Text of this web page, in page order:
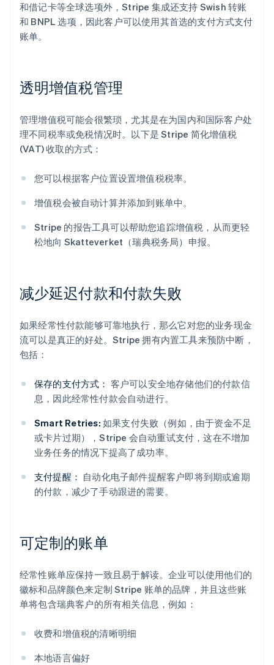
和借记卡等全球选项外，Stripe 集成还支持 Swish 转账
和 BNPL 选项，因此客户可以使用其首选的支付方式支付
账单。
透明增值税管理
管理增值税可能会很繁琐，尤其是在为国内和国际客户处
理不同税率或免税情况时。以下是 Stripe 简化增值税
(VAT) 收取的方式：
您可以根据客户位置设置增值税税率。
增值税会被自动计算并添加到账单中。
Stripe 的报告工具可以帮助您追踪增值税，从而更轻
松地向 Skatteverket（瑞典税务局）申报。
减少延迟付款和付款失败
如果经常性付款能够可靠地执行，那么它对您的业务现金
流可以是真正的好处。Stripe 拥有内置工具来预防中断，
包括：
保存的支付方式： 客户可以安全地存储他们的付款信
息，因此经常性付款会自动进行。
Smart Retries: 如果支付失败（例如，由于资金不足
或卡片过期），Stripe 会自动重试支付，这在不增加
业务任务的情况下提高了成功率。
支付提醒： 自动化电子邮件提醒客户即将到期或逾期
的付款，减少了手动跟进的需要。
可定制的账单
经常性账单应保持一致且易于解读。企业可以使用他们的
徽标和品牌颜色来定制 Stripe 账单的品牌，并且这些账
单将包含瑞典客户的所有相关信息，例如：
收费和增值税的清晰明细
本地语言偏好